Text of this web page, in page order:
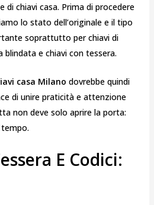
di chiavi casa. Prima di procedere
lo stato dell’originale e il tipo
soprattutto per chiavi di
blindata e chiavi con tessera.
casa Milano dovrebbe quindi
di unire praticità e attenzione
non deve solo aprire la porta:
E Codici: